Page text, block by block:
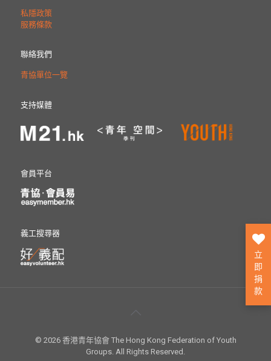
私隱政策
服務條款
聯絡我們
青協單位一覽
支持媒體
會員平台
義工搜尋器
© 2026 香港青年協會 The Hong Kong Federation of Youth
Groups. All Rights Reserved.
立
即
捐
款